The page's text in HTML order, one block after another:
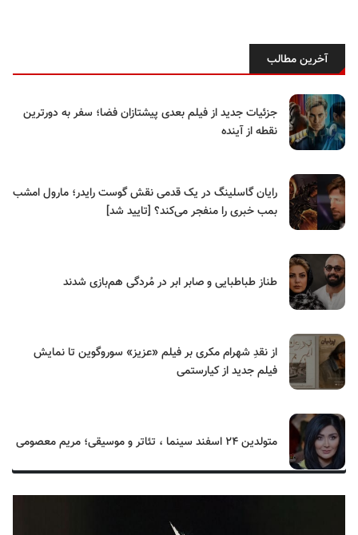
آخرین مطالب
جزئیات جدید از فیلم بعدی پیشتازان فضا؛ سفر به دورترین
نقطه از آینده
رایان گاسلینگ در یک قدمی نقش گوست رایدر؛ مارول امشب
بمب خبری را منفجر می‌کند؟ [تایید شد]
طناز طباطبایی و صابر ابر در مُردگی هم‌بازی شدند
از نقدِ شهرام مکری بر فیلم «عزیز» سوروگوین تا نمایش
فیلم جدید از کیارستمی
متولدین ۲۴ اسفند سینما ، تئاتر و موسیقی؛ مریم معصومی